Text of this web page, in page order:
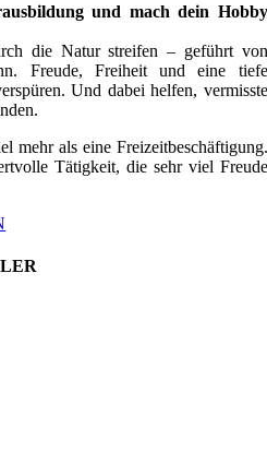
und mach dein Hobby
die Natur streifen – geführt von
Freude, Freiheit und eine tiefe
Und dabei helfen, vermisste
mehr als eine Freizeitbeschäftigung.
Tätigkeit, die sehr viel Freude